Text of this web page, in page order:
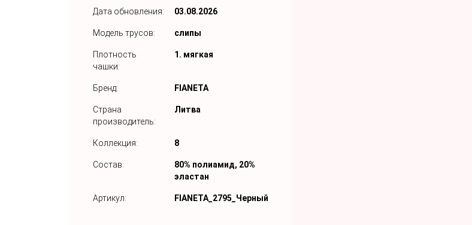
Дата обновления: 03.08.2026
Модель трусов: слипы
Плотность
чашки:
1. мягкая
Бренд: FIANETA
Страна
производитель:
Литва
Коллекция: 8
Состав:
80% полиамид, 20%
эластан
Артикул: FIANETA_2795_Черный